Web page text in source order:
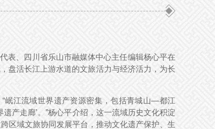
表、四川省乐山市融媒体中心主任编辑杨心平在
盘活长江上游水道的文旅活力与经济活力，为长
岷江流域世界遗产资源密集，包括青城山—都江
产走廊’。”杨心平介绍，这一流域历史文化积淀
区域文旅协同发展平台，推动文化遗产保护、生